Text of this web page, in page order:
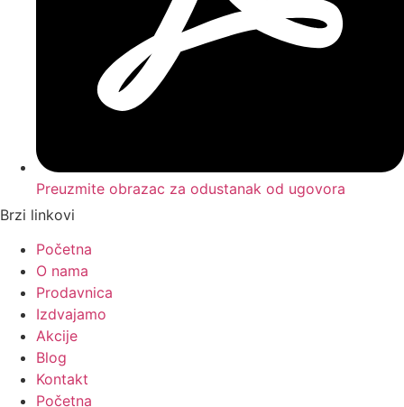
Preuzmite obrazac za odustanak od ugovora
Brzi linkovi
Početna
O nama
Prodavnica
Izdvajamo
Akcije
Blog
Kontakt
Početna